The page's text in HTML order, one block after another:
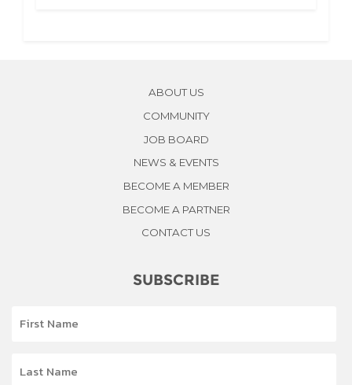
ABOUT US
COMMUNITY
JOB BOARD
NEWS & EVENTS
BECOME A MEMBER
BECOME A PARTNER
CONTACT US
SUBSCRIBE